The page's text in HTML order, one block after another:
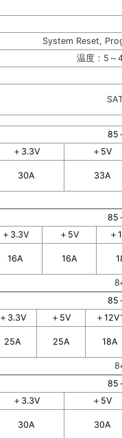
System Reset,
温度：5～
85
＋3.3V
＋5V
30A 33A
85
＋3.3V ＋5V
＋
16A 16A
85
＋3.3V ＋5V
＋
25A 25A 18A
85
＋3.3V
＋5V
30A 30A